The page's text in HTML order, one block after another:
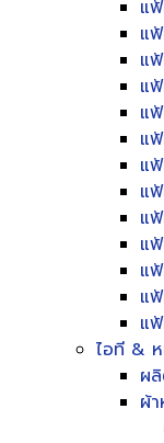
แ
แ
แ
แ
แ
แ
แ
แ
แ
แ
แ
แ
แ
ไอที &
ผ
ผ้